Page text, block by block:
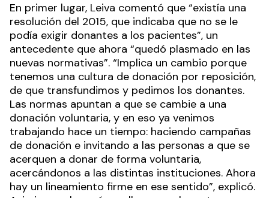
En primer lugar, Leiva comentó que “existía una
resolución del 2015, que indicaba que no se le
podía exigir donantes a los pacientes”, un
antecedente que ahora “quedó plasmado en las
nuevas normativas”. “Implica un cambio porque
tenemos una cultura de donación por reposición,
de que transfundimos y pedimos los donantes.
Las normas apuntan a que se cambie a una
donación voluntaria, y en eso ya venimos
trabajando hace un tiempo: haciendo campañas
de donación e invitando a las personas a que se
acerquen a donar de forma voluntaria,
acercándonos a las distintas instituciones. Ahora
hay un lineamiento firme en ese sentido”, explicó.